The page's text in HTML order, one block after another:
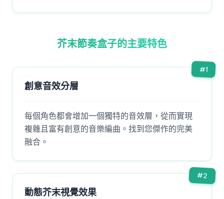
芥末節奏盒子的主要特色
#1
創意音效分層
每個角色都會增加一個獨特的音效層，從而實現
複雜且富有創意的音樂編曲。找到您傑作的完美
融合。
#2
動態芥末視覺效果